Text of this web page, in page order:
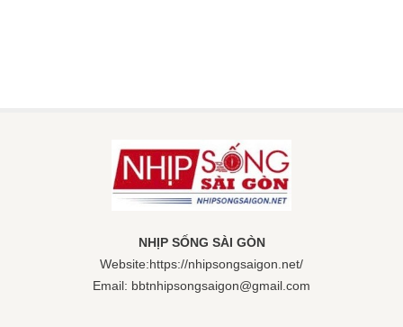
NHỊP SỐNG SÀI GÒN
Website:https://nhipsongsaigon.net/
Email: bbtnhipsongsaigon@gmail.com